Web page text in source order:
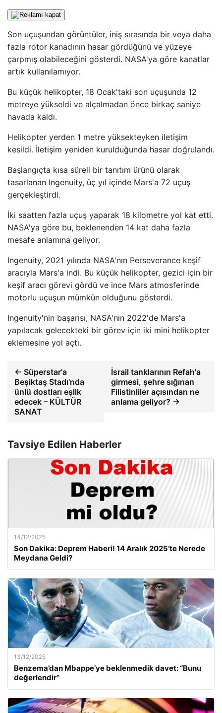
Son uçuşundan görüntüler, iniş sırasında bir veya daha
fazla rotor kanadının hasar gördüğünü ve yüzeye
çarpmış olabileceğini gösterdi. NASA'ya göre kanatlar
artık kullanılamıyor.
Bu küçük helikopter, 18 Ocak'taki son uçuşunda 12
metreye yükseldi ve alçalmadan önce birkaç saniye
havada kaldı.
Helikopter yerden 1 metre yüksekteyken iletişim
kesildi. İletişim yeniden kurulduğunda hasar doğrulandı.
Başlangıçta kısa süreli bir tanıtım ürünü olarak
tasarlanan Ingenuity, üç yıl içinde Mars'a 72 uçuş
gerçekleştirdi.
İki saatten fazla uçuş yaparak 18 kilometre yol kat etti.
NASA'ya göre bu, beklenenden 14 kat daha fazla
mesafe anlamına geliyor.
Ingenuity, 2021 yılında NASA'nın Perseverance keşif
aracıyla Mars'a indi. Bu küçük helikopter, gezici için bir
keşif aracı görevi gördü ve ince Mars atmosferinde
motorlu uçuşun mümkün olduğunu gösterdi.
Ingenuity'nin başarısı, NASA'nın 2022'de Mars'a
yapılacak gelecekteki bir görev için iki mini helikopter
eklemesine yol açtı.
← Süperstar'a
Beşiktaş Stadı'nda
ünlü dostları eşlik
edecek – KÜLTÜR
SANAT
İsrail tanklarının Refah'a
girmesi, şehre sığınan
Filistinliler açısından ne
anlama geliyor? →
Tavsiye Edilen Haberler
14/12/2025
Son Dakika: Deprem Haberi! 14 Aralık 2025’te Nerede
Meydana Geldi?
13/12/2025
Benzema’dan Mbappe’ye beklenmedik davet: “Bunu
değerlendir”